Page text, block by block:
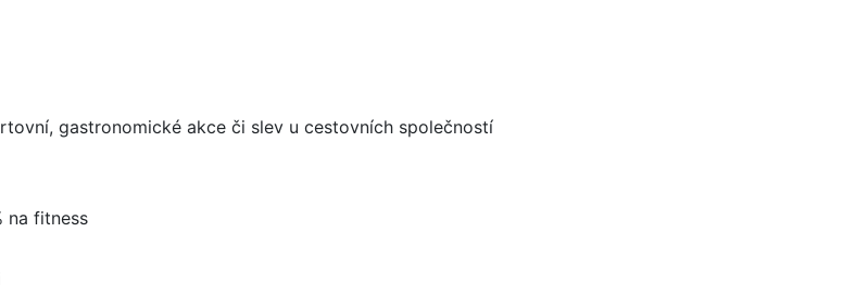
gastronomické akce či slev u cestovních společností
na fitness